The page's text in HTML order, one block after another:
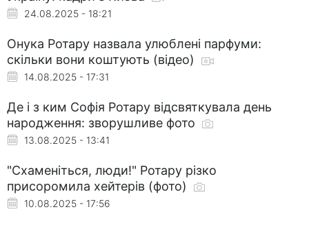
24.08.2025 - 18:21
Онука Ротару назвала улюблені парфуми:
скільки вони коштують (відео)
14.08.2025 - 17:31
Де і з ким Софія Ротару відсвяткувала день
народження: зворушливе фото
13.08.2025 - 13:41
"Схаменіться, люди!" Ротару різко
присоромила хейтерів (фото)
10.08.2025 - 17:56